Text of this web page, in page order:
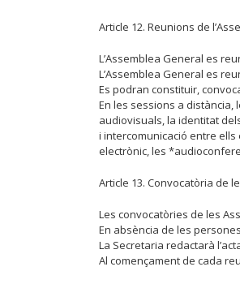
Article 12. Reunions de
L’Assemblea General es
L’Assemblea General es
Es podran constituir,
En les sessions a
audiovisuals, la identitat
i intercomunicació entre
electrònic, les
Article 13. Convocatòria de
Les convocatòries de les
En absència de les
La Secretaria redactarà
Al començament de cada